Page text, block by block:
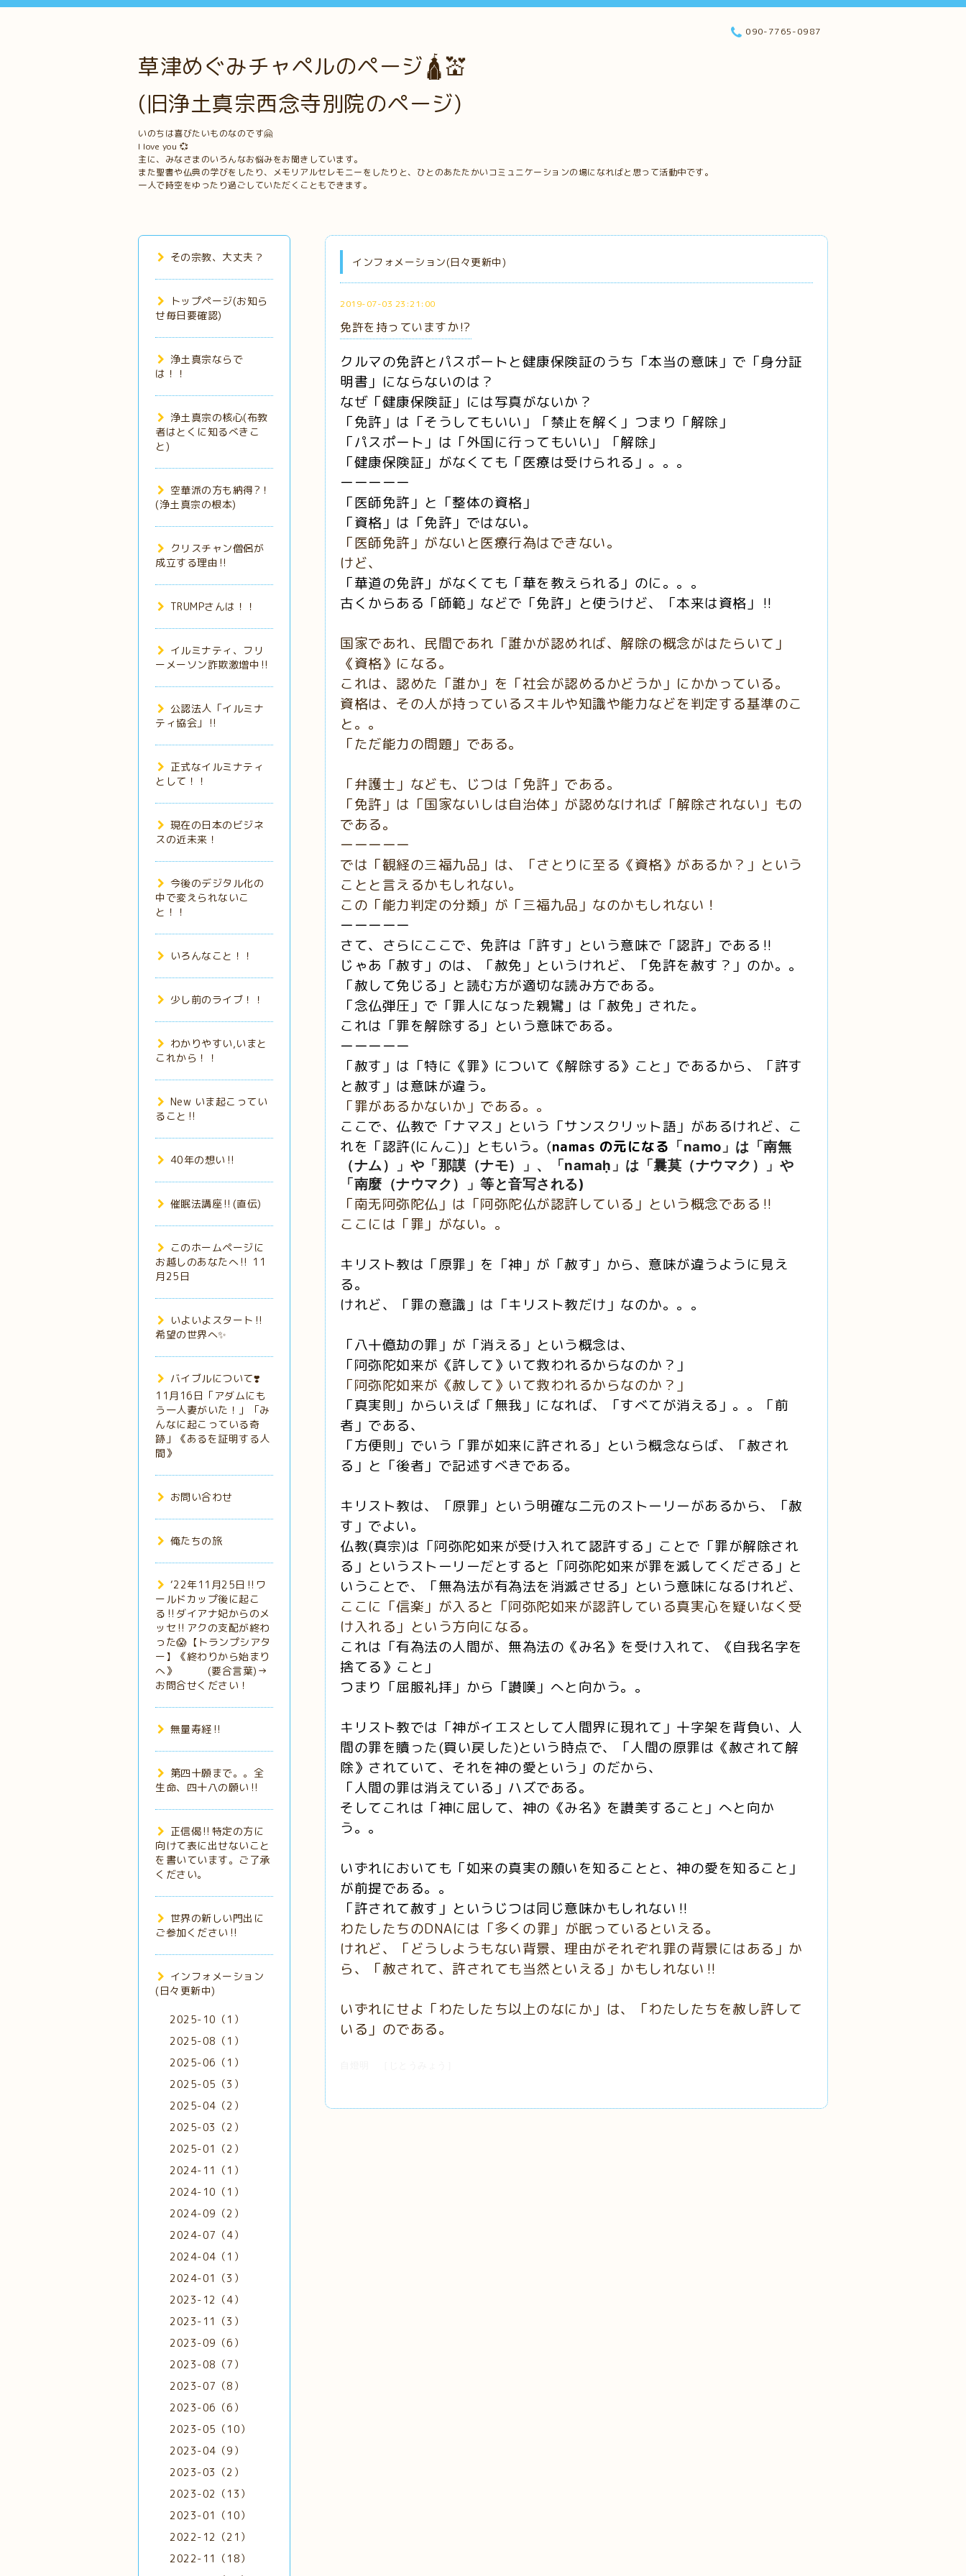
草津めぐみチャペルのページ🛕💒
(旧浄土真宗西念寺別院のページ)
いのちは喜びたいものなのです🤗
I love you 💞
主に、みなさまのいろんなお悩みをお聞きしています。
また聖書や仏典の学びをしたり、メモリアルセレモニーをしたりと、ひとのあたたかいコミュニケーションの場になればと思って活動中です。
一人で時空をゆったり過ごしていただくこともできます。
090-7765-0987
インフォメーション(日々更新中)
2019-07-03 23:21:00
免許を持っていますか⁉️
クルマの免許とパスポートと健康保険証のうち「本当の意味」で「身分証
明書」にならないのは？
なぜ「健康保険証」には写真がないか？
「免許」は「そうしてもいい」「禁止を解く」つまり「解除」
「パスポート」は「外国に行ってもいい」「解除」
「健康保険証」がなくても「医療は受けられる」。。。
ーーーーー
「医師免許」と「整体の資格」
「資格」は「免許」ではない。
「医師免許」がないと医療行為はできない。
けど、
「華道の免許」がなくても「華を教えられる」のに。。。
古くからある「師範」などで「免許」と使うけど、「本来は資格」‼️
国家であれ、民間であれ「誰かが認めれば、解除の概念がはたらいて」
《資格》になる。
これは、認めた「誰か」を「社会が認めるかどうか」にかかっている。
資格は、その人が持っているスキルや知識や能力などを判定する基準のこ
と。。
「ただ能力の問題」である。
「弁護士」なども、じつは「免許」である。
「免許」は「国家ないしは自治体」が認めなければ「解除されない」もの
である。
ーーーーー
では「観経の三福九品」は、「さとりに至る《資格》があるか？」という
ことと言えるかもしれない。
この「能力判定の分類」が「三福九品」なのかもしれない！
ーーーーー
さて、さらにここで、免許は「許す」という意味で「認許」である‼️
じゃあ「赦す」のは、「赦免」というけれど、「免許を赦す？」のか。。
「赦して免じる」と読む方が適切な読み方である。
「念仏弾圧」で「罪人になった親鸞」は「赦免」された。
これは「罪を解除する」という意味である。
ーーーーー
「赦す」は「特に《罪》について《解除する》こと」であるから、「許す
と赦す」は意味が違う。
「罪があるかないか」である。。
ここで、仏教で「ナマス」という「サンスクリット語」があるけれど、こ
れを「認許(にんこ)」ともいう。(namas の元になる 「namo 」は「南無
（ナム）」や「那謨（ナモ）」、「namaḥ 」は「曩莫（ナウマク）」や
「南麼（ナウマク）」等と音写される)
「南无阿弥陀仏」は「阿弥陀仏が認許している」という概念である‼️
ここには「罪」がない。。
キリスト教は「原罪」を「神」が「赦す」から、意味が違うように見え
る。
けれど、「罪の意識」は「キリスト教だけ」なのか。。。
「八十億劫の罪」が「消える」という概念は、
「阿弥陀如来が《許して》いて救われるからなのか？」
「阿弥陀如来が《赦して》いて救われるからなのか？」
「真実則」からいえば「無我」になれば、「すべてが消える」。。「前
者」である、
「方便則」でいう「罪が如来に許される」という概念ならば、「赦され
る」と「後者」で記述すべきである。
キリスト教は、「原罪」という明確な二元のストーリーがあるから、「赦
す」でよい。
仏教(真宗)は「阿弥陀如来が受け入れて認許する」ことで「罪が解除され
る」というストーリーだとすると「阿弥陀如来が罪を滅してくださる」と
いうことで、「無為法が有為法を消滅させる」という意味になるけれど、
ここに「信楽」が入ると「阿弥陀如来が認許している真実心を疑いなく受
け入れる」という方向になる。
これは「有為法の人間が、無為法の《み名》を受け入れて、《自我名字を
捨てる》こと」
つまり「屈服礼拝」から「讃嘆」へと向かう。。
キリスト教では「神がイエスとして人間界に現れて」十字架を背負い、人
間の罪を贖った(買い戻した)という時点で、「人間の原罪は《赦されて解
除》されていて、それを神の愛という」のだから、
「人間の罪は消えている」ハズである。
そしてこれは「神に屈して、神の《み名》を讃美すること」へと向か
う。。
いずれにおいても「如来の真実の願いを知ることと、神の愛を知ること」
が前提である。。
「許されて赦す」というじつは同じ意味かもしれない‼️
わたしたちのDNAには「多くの罪」が眠っているといえる。
けれど、「どうしようもない背景、理由がそれぞれ罪の背景にはある」か
ら、「赦されて、許されても当然といえる」かもしれない‼️
いずれにせよ「わたしたち以上のなにか」は、「わたしたちを赦し許して
いる」のである。
その宗教、大丈夫？
トップページ(お知ら
せ毎日要確認)
浄土真宗ならで
は！！
浄土真宗の核心(布教
者はとくに知るべきこ
と)
空華派の方も納得?！
(浄土真宗の根本)
クリスチャン僧侶が
成立する理由‼️
TRUMPさんは！！
イルミナティ、フリ
ーメーソン詐欺激増中‼️
公認法人「イルミナ
ティ協会」‼️
正式なイルミナティ
として！！
現在の日本のビジネ
スの近未来！
今後のデジタル化の
中で変えられないこ
と！！
いろんなこと！！
少し前のライブ！！
わかりやすい,いまと
これから！！
New いま起こってい
ること‼️
40年の想い‼️
催眠法講座‼️(直伝)
このホームページに
お越しのあなたへ‼️ 11
月25日
いよいよスタート‼️
希望の世界へ✨
バイブルについて❣️
11月16日「アダムにも
う一人妻がいた！」「み
んなに起こっている奇
跡」《あるを証明する人
間》
お問い合わせ
俺たちの旅
‘22年11月25日‼️ワ
ールドカップ後に起こ
る‼️ダイアナ妃からのメ
ッセ‼️アクの支配が終わ
った😱【トランプシアタ
ー】《終わりから始まり
へ》 (要合言葉)→
お問合せください！
無量寿経‼️
第四十願まで。。全
生命、四十八の願い‼️
正信偈‼️特定の方に
向けて表に出せないこと
を書いています。ご了承
ください。
世界の新しい門出に
ご参加ください‼️
インフォメーション
(日々更新中)
2025-10（1）
2025-08（1）
2025-06（1）
2025-05（3）
2025-04（2）
2025-03（2）
2025-01（2）
2024-11（1）
2024-10（1）
2024-09（2）
2024-07（4）
2024-04（1）
2024-01（3）
2023-12（4）
2023-11（3）
2023-09（6）
2023-08（7）
2023-07（8）
2023-06（6）
2023-05（10）
2023-04（9）
2023-03（2）
2023-02（13）
2023-01（10）
2022-12（21）
2022-11（18）